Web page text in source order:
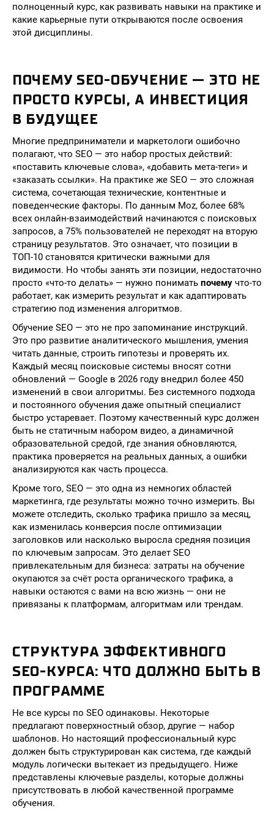
полноценный курс, как развивать навыки на практике и
какие карьерные пути открываются после освоения
этой дисциплины.
ПОЧЕМУ SEO-ОБУЧЕНИЕ — ЭТО НЕ
ПРОСТО КУРСЫ, А ИНВЕСТИЦИЯ
В БУДУЩЕЕ
Многие предприниматели и маркетологи ошибочно
полагают, что SEO — это набор простых действий:
«поставить ключевые слова», «добавить мета-теги» и
«заказать ссылки». На практике же SEO — это сложная
система, сочетающая технические, контентные и
поведенческие факторы. По данным Moz, более 68%
всех онлайн-взаимодействий начинаются с поисковых
запросов, а 75% пользователей не переходят на вторую
страницу результатов. Это означает, что позиции в
ТОП-10 становятся критически важными для
видимости. Но чтобы занять эти позиции, недостаточно
просто «что-то делать» — нужно понимать почему что-то
работает, как измерить результат и как адаптировать
стратегию под изменения алгоритмов.
Обучение SEO — это не про запоминание инструкций.
Это про развитие аналитического мышления, умения
читать данные, строить гипотезы и проверять их.
Каждый месяц поисковые системы вносят сотни
обновлений — Google в 2026 году внедрил более 450
изменений в свои алгоритмы. Без системного подхода
и постоянного обучения даже опытный специалист
быстро устаревает. Поэтому качественный курс должен
быть не статичным набором видео, а динамичной
образовательной средой, где знания обновляются,
практика проверяется на реальных данных, а ошибки
анализируются как часть процесса.
Кроме того, SEO — это одна из немногих областей
маркетинга, где результаты можно точно измерить. Вы
можете отследить, сколько трафика пришло за месяц,
как изменилась конверсия после оптимизации
заголовков или насколько выросла средняя позиция
по ключевым запросам. Это делает SEO
привлекательным для бизнеса: затраты на обучение
окупаются за счёт роста органического трафика, а
навыки остаются с вами на всю жизнь — они не
привязаны к платформам, алгоритмам или трендам.
СТРУКТУРА ЭФФЕКТИВНОГО
SEO-КУРСА: ЧТО ДОЛЖНО БЫТЬ В
ПРОГРАММЕ
Не все курсы по SEO одинаковы. Некоторые
предлагают поверхностный обзор, другие — набор
шаблонов. Но настоящий профессиональный курс
должен быть структурирован как система, где каждый
модуль логически вытекает из предыдущего. Ниже
представлены ключевые разделы, которые должны
присутствовать в любой качественной программе
обучения.